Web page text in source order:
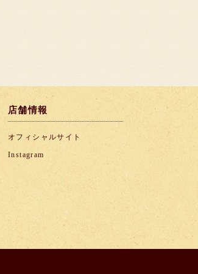
店舗情報
オフィシャルサイト
Instagram